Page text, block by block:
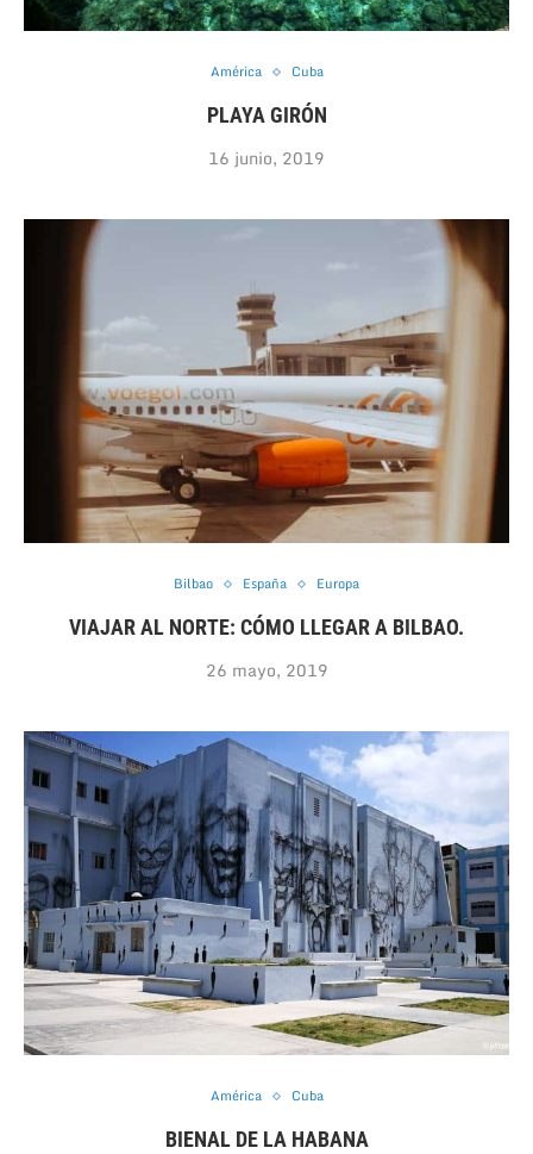
América Cuba
PLAYA GIRÓN
16 junio, 2019
Bilbao España Europa
VIAJAR AL NORTE: CÓMO LLEGAR A BILBAO.
26 mayo, 2019
América Cuba
BIENAL DE LA HABANA